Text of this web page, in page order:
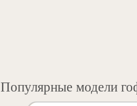
Популярные модели